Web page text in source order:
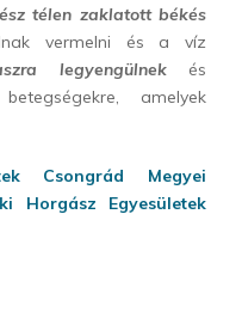
télen zaklatott békés
vermelni és a víz
legyengülnek
és
amelyek
Csongrád Megyei
Horgász Egyesületek